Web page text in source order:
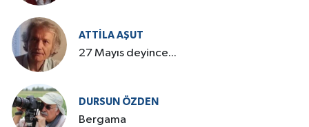
ATTILA AŞUT
27 Mayıs deyince...
DURSUN ÖZDEN
Bergama